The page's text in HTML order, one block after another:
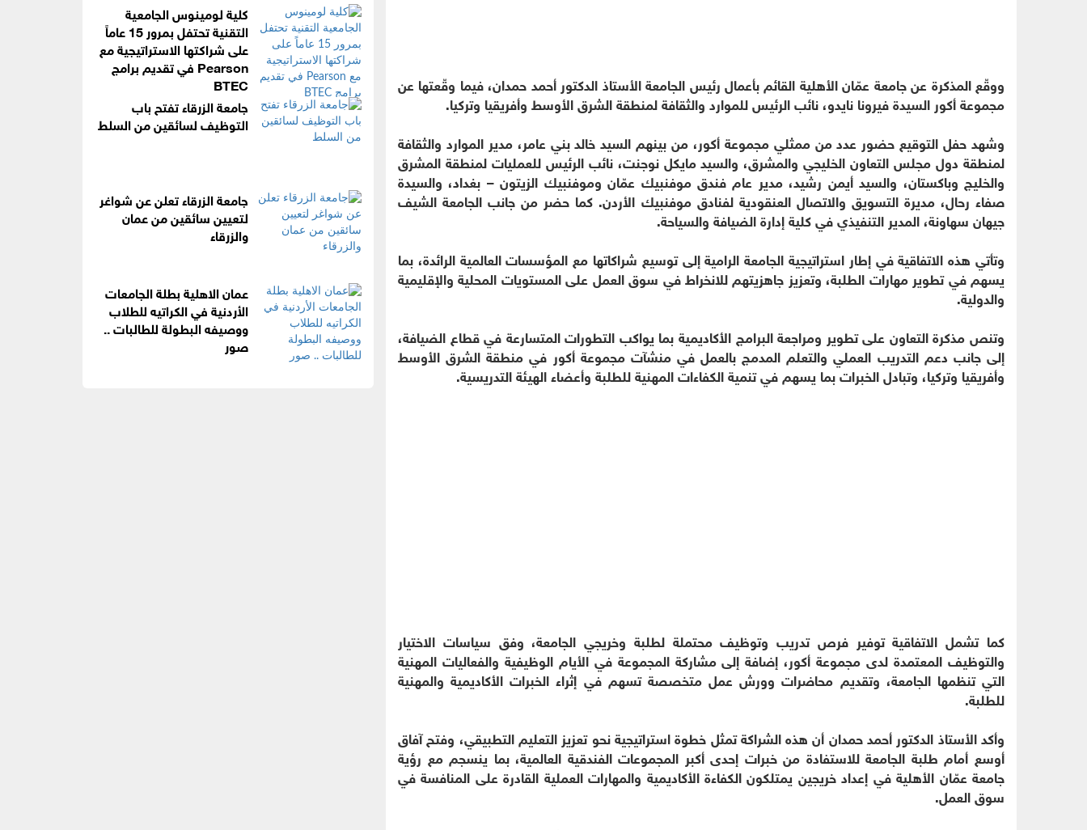
ووقّع المذكرة عن جامعة عمّان الأهلية القائم بأعمال رئيس الجامعة الأستاذ الدكتور أحمد حمدان، فيما وقّعتها عن
مجموعة أكور السيدة فيرونا نايدو، نائب الرئيس للموارد والثقافة لمنطقة الشرق الأوسط وأفريقيا وتركيا.
وشهد حفل التوقيع حضور عدد من ممثلي مجموعة أكور، من بينهم السيد خالد بني عامر، مدير الموارد والثقافة
لمنطقة دول مجلس التعاون الخليجي والمشرق، والسيد مايكل نوجنت، نائب الرئيس للعمليات لمنطقة المشرق
والخليج وباكستان، والسيد أيمن رشيد، مدير عام فندق موفنبيك عمّان وموفنبيك الزيتون – بغداد، والسيدة
صفاء رحال، مديرة التسويق والاتصال العنقودية لفنادق موفنبيك الأردن. كما حضر من جانب الجامعة الشيف
جيهان سهاونة، المدير التنفيذي في كلية إدارة الضيافة والسياحة.
وتأتي هذه الاتفاقية في إطار استراتيجية الجامعة الرامية إلى توسيع شراكاتها مع المؤسسات العالمية الرائدة، بما
يسهم في تطوير مهارات الطلبة، وتعزيز جاهزيتهم للانخراط في سوق العمل على المستويات المحلية والإقليمية
والدولية.
وتنص مذكرة التعاون على تطوير ومراجعة البرامج الأكاديمية بما يواكب التطورات المتسارعة في قطاع الضيافة،
إلى جانب دعم التدريب العملي والتعلم المدمج بالعمل في منشآت مجموعة أكور في منطقة الشرق الأوسط
وأفريقيا وتركيا، وتبادل الخبرات بما يسهم في تنمية الكفاءات المهنية للطلبة وأعضاء الهيئة التدريسية.
كما تشمل الاتفاقية توفير فرص تدريب وتوظيف محتملة لطلبة وخريجي الجامعة، وفق سياسات الاختيار
والتوظيف المعتمدة لدى مجموعة أكور، إضافة إلى مشاركة المجموعة في الأيام الوظيفية والفعاليات المهنية
التي تنظمها الجامعة، وتقديم محاضرات وورش عمل متخصصة تسهم في إثراء الخبرات الأكاديمية والمهنية
للطلبة.
وأكد الأستاذ الدكتور أحمد حمدان أن هذه الشراكة تمثل خطوة استراتيجية نحو تعزيز التعليم التطبيقي، وفتح آفاق
أوسع أمام طلبة الجامعة للاستفادة من خبرات إحدى أكبر المجموعات الفندقية العالمية، بما ينسجم مع رؤية
جامعة عمّان الأهلية في إعداد خريجين يمتلكون الكفاءة الأكاديمية والمهارات العملية القادرة على المنافسة في
سوق العمل.
كلية لومينوس الجامعية
التقنية تحتفل بمرور 15 عاماً
على شراكتها الاستراتيجية مع
Pearson في تقديم برامج
BTEC
جامعة الزرقاء تفتح باب
التوظيف لسائقين من السلط
جامعة الزرقاء تعلن عن شواغر
لتعيين سائقين من عمان
والزرقاء
عمان الاهلية بطلة الجامعات
الأردنية في الكراتيه للطلاب
ووصيفه البطولة للطالبات ..
صور